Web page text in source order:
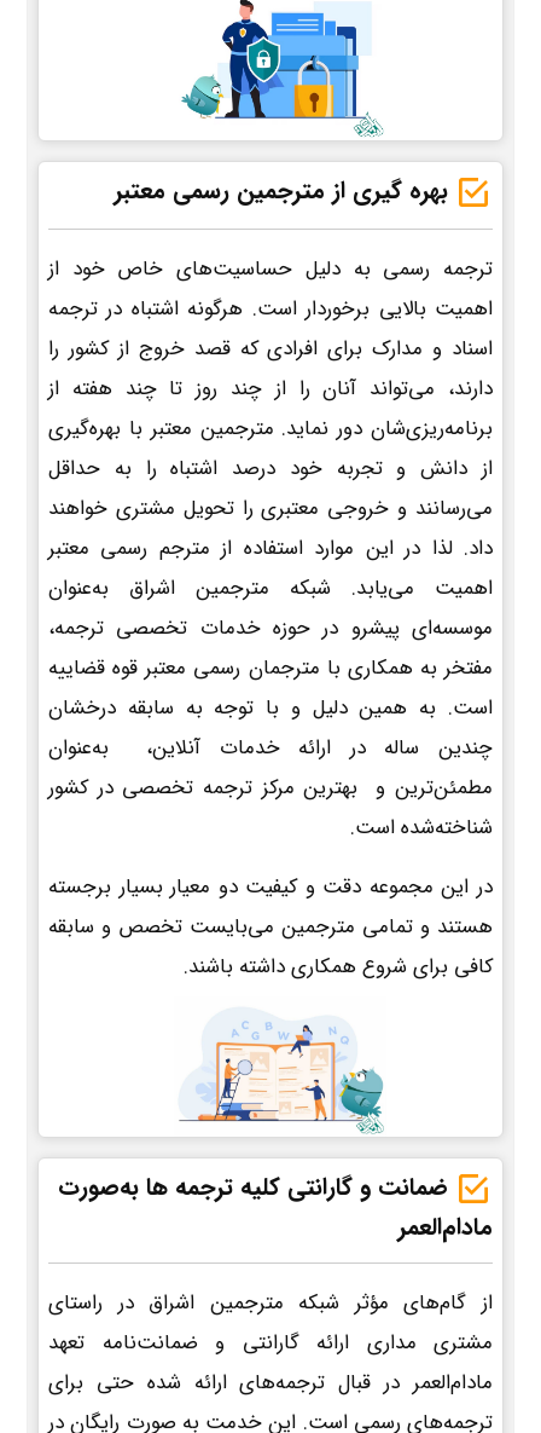
بهره گیری از مترجمین رسمی معتبر
ترجمه رسمی به دلیل حساسیت‌های خاص خود از
اهمیت بالایی برخوردار است. هرگونه اشتباه در ترجمه
اسناد و مدارک برای افرادی که قصد خروج از کشور را
دارند، می‌تواند آنان را از چند روز تا چند هفته از
برنامه‌ریزی‌شان دور نماید. مترجمین معتبر با بهره‌گیری
از دانش و تجربه خود درصد اشتباه را به حداقل
می‌رسانند و خروجی معتبری را تحویل مشتری خواهند
داد. لذا در این موارد استفاده از مترجم رسمی معتبر
اهمیت می‌یابد. شبکه مترجمین اشراق به‌عنوان
موسسه‌ای پیشرو در حوزه خدمات تخصصی ترجمه،
مفتخر به همکاری با مترجمان رسمی معتبر قوه قضاییه
است. به همین دلیل و با توجه به سابقه درخشان
چندین ساله در ارائه خدمات آنلاین، به‌عنوان
مطمئن‌ترین و بهترین مرکز ترجمه تخصصی در کشور
شناخته‌شده است.
در این مجموعه دقت و کیفیت دو معیار بسیار برجسته
هستند و تمامی مترجمین می‌بایست تخصص و سابقه
کافی برای شروع همکاری داشته باشند.
ضمانت و گارانتی کلیه ترجمه ها به‌صورت
مادام‌العمر
از گام‌های مؤثر شبکه مترجمین اشراق در راستای
مشتری مداری ارائه گارانتی و ضمانت‌نامه تعهد
مادام‌العمر در قبال ترجمه‌های ارائه شده حتی برای
ترجمه‌های رسمی است. این خدمت به صورت رایگان در